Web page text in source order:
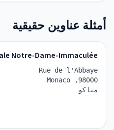
أمثلة عناوين حقيقية
Notre-Dame-Immaculée
Rue de l'Abbaye
98000, Monaco
مناكو